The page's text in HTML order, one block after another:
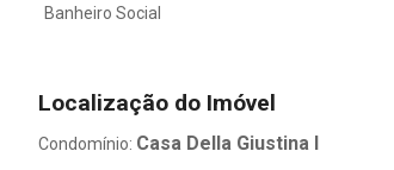
Banheiro Social
Localização do Imóvel
Condomínio: Casa Della Giustina I